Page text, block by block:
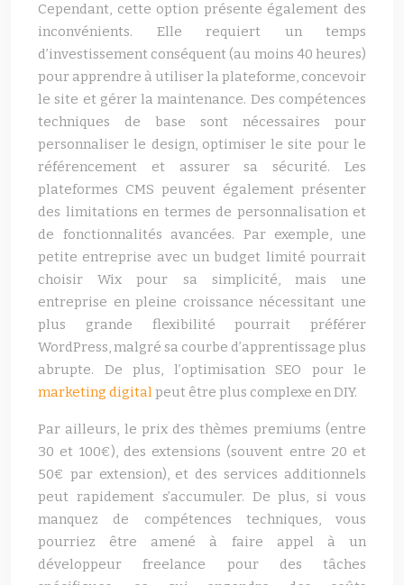
Cependant, cette option présente également des
inconvénients. Elle requiert un temps
d’investissement conséquent (au moins 40 heures)
pour apprendre à utiliser la plateforme, concevoir
le site et gérer la maintenance. Des compétences
techniques de base sont nécessaires pour
personnaliser le design, optimiser le site pour le
référencement et assurer sa sécurité. Les
plateformes CMS peuvent également présenter
des limitations en termes de personnalisation et
de fonctionnalités avancées. Par exemple, une
petite entreprise avec un budget limité pourrait
choisir Wix pour sa simplicité, mais une
entreprise en pleine croissance nécessitant une
plus grande flexibilité pourrait préférer
WordPress, malgré sa courbe d’apprentissage plus
abrupte. De plus, l’optimisation SEO pour le
marketing digitalpeut être plus complexe en DIY.
Par ailleurs, le prix des thèmes premiums (entre
30 et 100€), des extensions (souvent entre 20 et
50€ par extension), et des services additionnels
peut rapidement s’accumuler. De plus, si vous
manquez de compétences techniques, vous
pourriez être amené à faire appel à un
développeur freelance pour des tâches